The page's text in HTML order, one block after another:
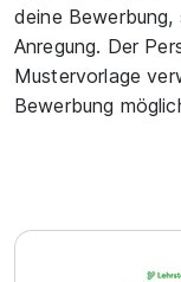
deine
Anregung. Der
Mustervorlage
Bewerbung